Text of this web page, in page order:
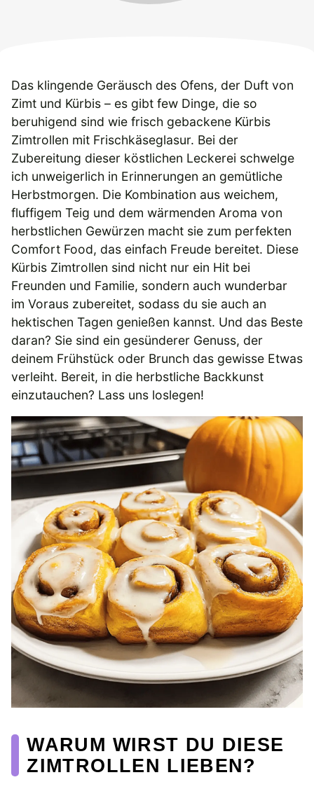
Das klingende Geräusch des Ofens, der Duft von
Zimt und Kürbis – es gibt few Dinge, die so
beruhigend sind wie frisch gebackene Kürbis
Zimtrollen mit Frischkäseglasur. Bei der
Zubereitung dieser köstlichen Leckerei schwelge
ich unweigerlich in Erinnerungen an gemütliche
Herbstmorgen. Die Kombination aus weichem,
fluffigem Teig und dem wärmenden Aroma von
herbstlichen Gewürzen macht sie zum perfekten
Comfort Food, das einfach Freude bereitet. Diese
Kürbis Zimtrollen sind nicht nur ein Hit bei
Freunden und Familie, sondern auch wunderbar
im Voraus zubereitet, sodass du sie auch an
hektischen Tagen genießen kannst. Und das Beste
daran? Sie sind ein gesünderer Genuss, der
deinem Frühstück oder Brunch das gewisse Etwas
verleiht. Bereit, in die herbstliche Backkunst
einzutauchen? Lass uns loslegen!
WARUM WIRST DU DIESE
ZIMTROLLEN LIEBEN?